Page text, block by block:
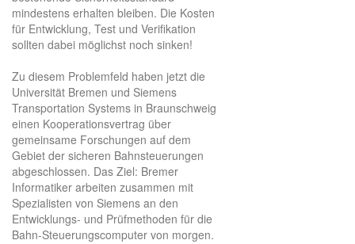
mindestens erhalten bleiben. Die Kosten
für Entwicklung, Test und Verifikation
sollten dabei möglichst noch sinken!
Zu diesem Problemfeld haben jetzt die
Universität Bremen und Siemens
Transportation Systems in Braunschweig
einen Kooperationsvertrag über
gemeinsame Forschungen auf dem
Gebiet der sicheren Bahnsteuerungen
abgeschlossen. Das Ziel: Bremer
Informatiker arbeiten zusammen mit
Spezialisten von Siemens an den
Entwicklungs- und Prüfmethoden für die
Bahn-Steuerungscomputer von morgen.